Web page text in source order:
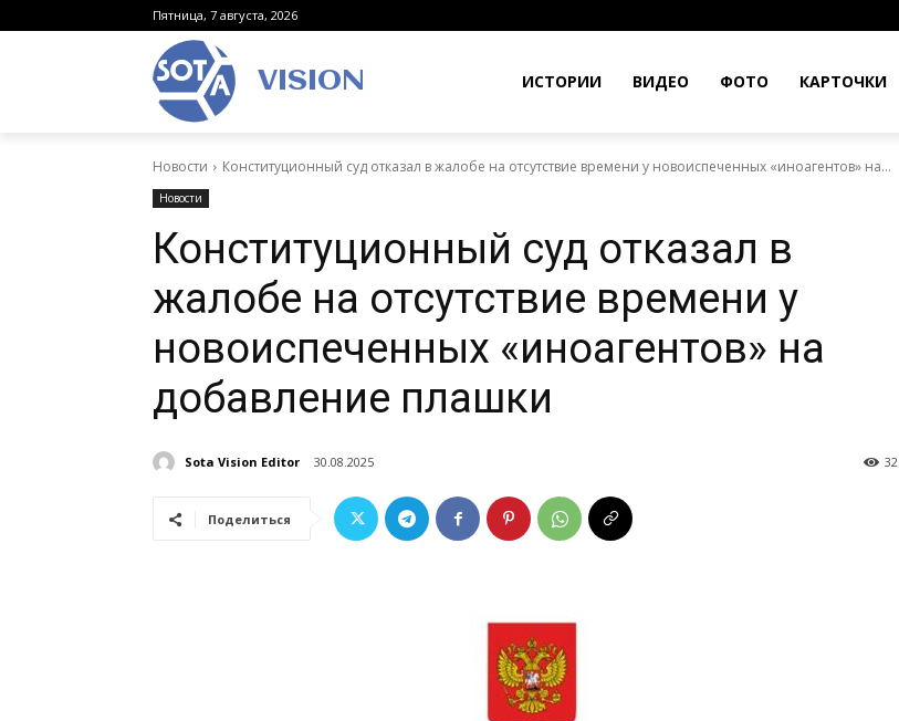
Пятница, 7 августа, 2026
VISION ИСТОРИИ ВИДЕО ФОТО КАРТОЧКИ
Новости Конституционный суд отказал в жалобе на отсутствие времени у новоиспеченных «иноагентов» на...
Новости
Конституционный суд отказал в
жалобе на отсутствие времени у
новоиспеченных «иноагентов» на
добавление плашки
Sota Vision Editor 30.08.2025 32
Поделиться